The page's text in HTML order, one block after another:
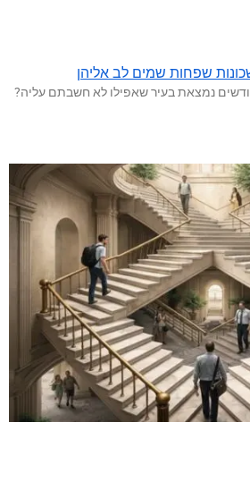
שפחות שמים לב אליהן
נמצאת בעיר שאפילו לא חשבתם עליה?